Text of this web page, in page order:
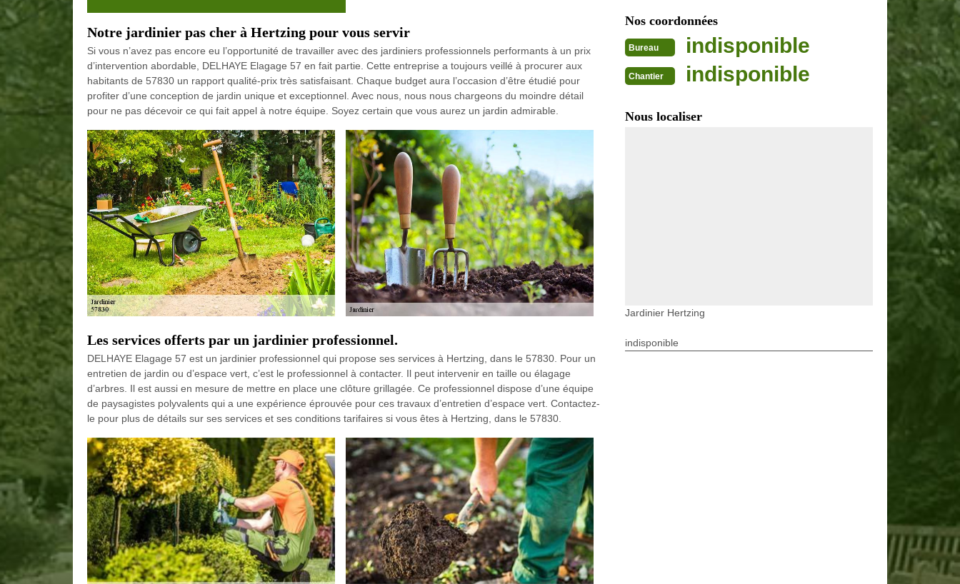
Notre jardinier pas cher à Hertzing pour vous servir
Si vous n’avez pas encore eu l’opportunité de travailler avec des jardiniers professionnels performants à un prix
d’intervention abordable, DELHAYE Elagage 57 en fait partie. Cette entreprise a toujours veillé à procurer aux
habitants de 57830 un rapport qualité-prix très satisfaisant. Chaque budget aura l’occasion d’être étudié pour
profiter d’une conception de jardin unique et exceptionnel. Avec nous, nous nous chargeons du moindre détail
pour ne pas décevoir ce qui fait appel à notre équipe. Soyez certain que vous aurez un jardin admirable.
Les services offerts par un jardinier professionnel.
DELHAYE Elagage 57 est un jardinier professionnel qui propose ses services à Hertzing, dans le 57830. Pour un
entretien de jardin ou d’espace vert, c’est le professionnel à contacter. Il peut intervenir en taille ou élagage
d’arbres. Il est aussi en mesure de mettre en place une clôture grillagée. Ce professionnel dispose d’une équipe
de paysagistes polyvalents qui a une expérience éprouvée pour ces travaux d’entretien d’espace vert. Contactez-
le pour plus de détails sur ses services et ses conditions tarifaires si vous êtes à Hertzing, dans le 57830.
Nos coordonnées
Bureau indisponible
Chantier indisponible
Nous localiser
Jardinier Hertzing
indisponible